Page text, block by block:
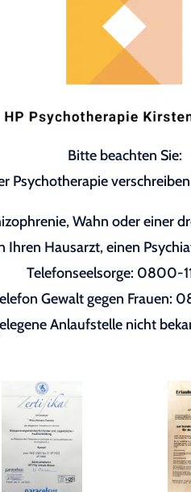
Bitte beachten Sie:
Psychotherapie
Wahn oder einer
Hausarzt, einen
Telefonseelsorge: 0800-
Gewalt gegen Frauen:
Anlaufstelle nicht